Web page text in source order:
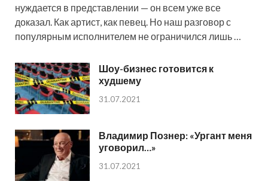
нуждается в представлении — он всем уже все
доказал. Как артист, как певец. Но наш разговор с
популярным исполнителем не ограничился лишь …
Шоу-бизнес готовится к
худшему
31.07.2021
Владимир Познер: «Ургант меня
уговорил…»
31.07.2021